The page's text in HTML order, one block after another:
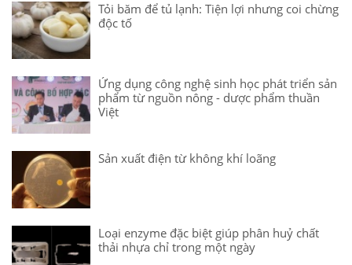
Tỏi băm để tủ lạnh: Tiện lợi nhưng coi chừng
độc tố
Ứng dụng công nghệ sinh học phát triển sản
phẩm từ nguồn nông - dược phẩm thuần
Việt
Sản xuất điện từ không khí loãng
Loại enzyme đặc biệt giúp phân huỷ chất
thải nhựa chỉ trong một ngày